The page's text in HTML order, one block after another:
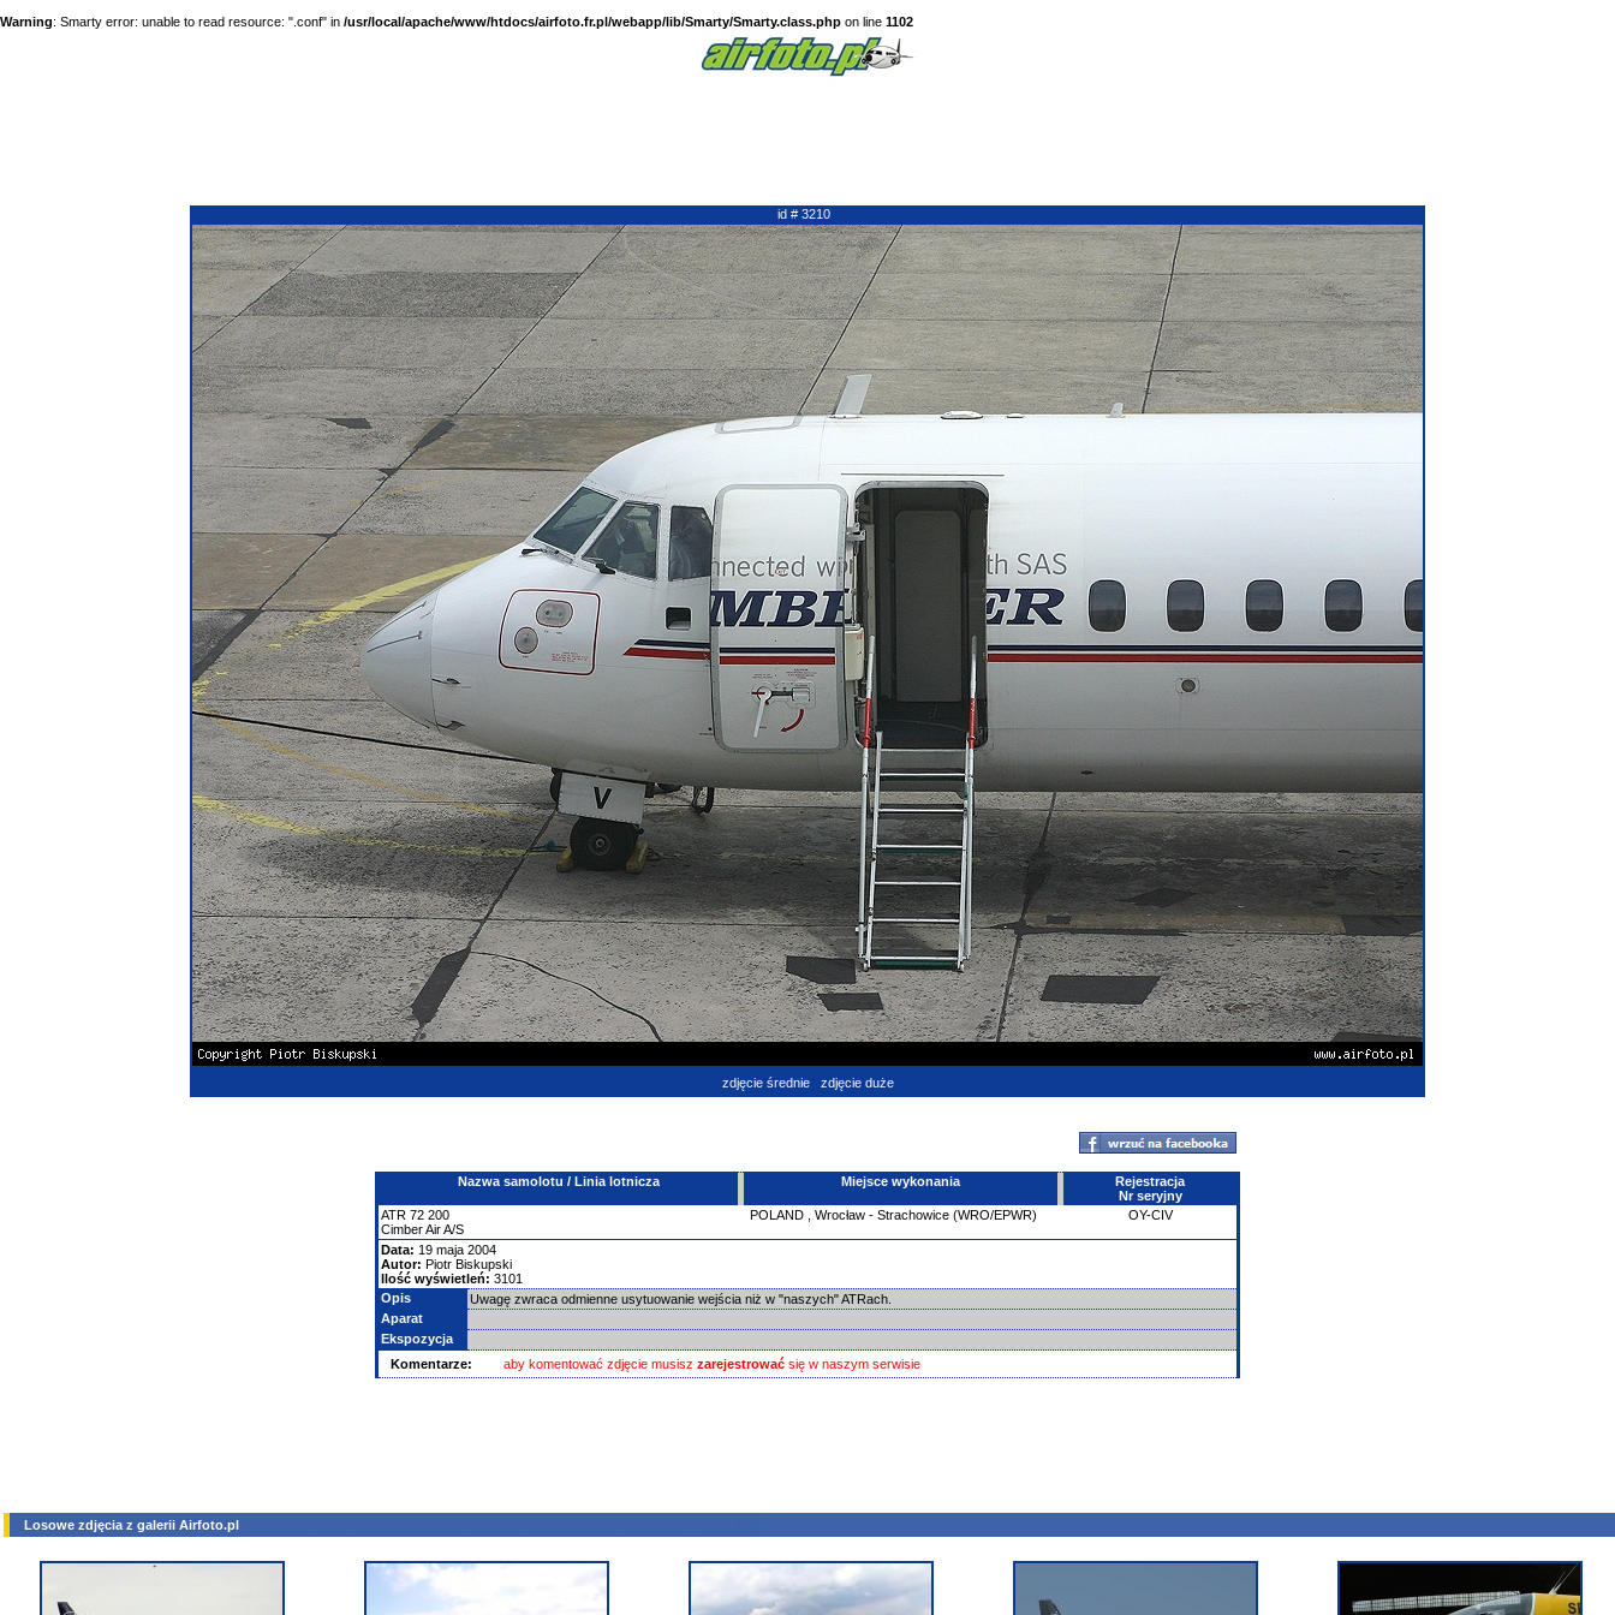
Warning: Smarty error: unable to read resource: ".conf" in /usr/local/apache/www/htdocs/airfoto.fr.pl/webapp/lib/Smarty/Smarty.class.php on line 1102
id # 3210
zdjęcie średnie zdjęcie duże
Nazwa samolotu / Linia lotnicza Miejsce wykonania
Rejestracja
Nr seryjny
ATR 72 200
Cimber Air A/S
POLAND Wrocław - Strachowice (WRO/EPWR) OY-CIV
Data: 19 maja 2004
Autor: Piotr Biskupski
Ilość wyświetleń: 3101
Opis
Uwagę zwraca odmienne usytuowanie wejścia niż w "naszych" ATRach.
Aparat
Ekspozycja
Komentarze:
aby komentować zdjęcie musisz zarejestrować się w naszym serwisie
Losowe zdjęcia z galerii Airfoto.pl